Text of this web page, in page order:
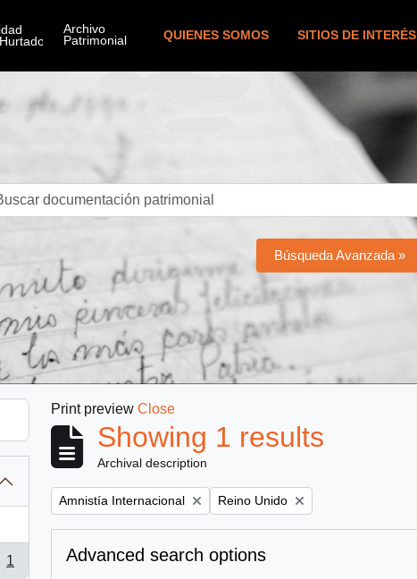
QUIENES SOMOS SITIOS DE INTERÉS
Búsqueda Avanzada »
1
Print preview Close
Showing 1 results
Archival description
Remove filter:
Amnistía Internacional Remove filter:
Reino Unido
Advanced search options